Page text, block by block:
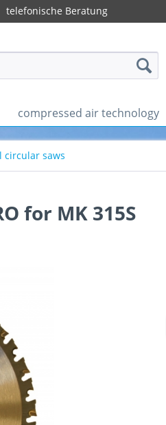
telefonische Beratung
compressed air technology
saws
for MK 315S